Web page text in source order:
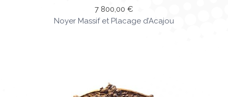
7 800,00 €
Noyer Massif et Placage d’Acajou